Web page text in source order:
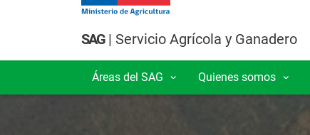
Pasar al contenido principal
SAG| Servicio Agrícola y Ganadero
Navegación principal
Áreas del SAG Quienes somos